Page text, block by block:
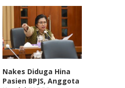
Nakes Diduga Hina
Pasien BPJS, Anggota